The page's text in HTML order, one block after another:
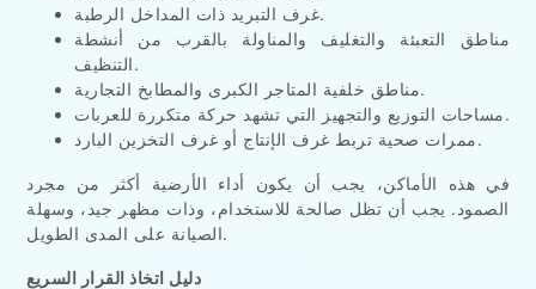
غرف التبريد ذات المداخل الرطبة.
مناطق التعبئة والتغليف والمناولة بالقرب من أنشطة
التنظيف.
مناطق خلفية المتاجر الكبرى والمطابخ التجارية.
مساحات التوزيع والتجهيز التي تشهد حركة متكررة للعربات.
ممرات صحية تربط غرف الإنتاج أو غرف التخزين البارد.
في هذه الأماكن، يجب أن يكون أداء الأرضية أكثر من مجرد
الصمود. يجب أن تظل صالحة للاستخدام، وذات مظهر جيد، وسهلة
الصيانة على المدى الطويل.
دليل اتخاذ القرار السريع